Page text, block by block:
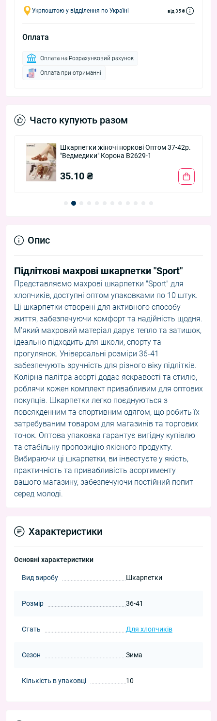
Укрпоштою у відділення по Україні від 35 ₴
Оплата
Оплата на Розрахунковий рахунок
Оплата при отриманні
Часто купують разом
Шкарпетки жіночі норкові Оптом 37-42р.
"Ведмедики" Корона B2629-1
35.10 ₴
Опис
Підліткові махрові шкарпетки "Sport"
Представляємо махрові шкарпетки "Sport" для
хлопчиків, доступні оптом упаковками по 10 штук.
Ці шкарпетки створені для активного способу
життя, забезпечуючи комфорт та надійність щодня.
М'який махровий матеріал дарує тепло та затишок,
ідеально підходить для школи, спорту та
прогулянок. Універсальні розміри 36-41
забезпечують зручність для різного віку підлітків.
Колірна палітра асорті додає яскравості та стилю,
роблячи кожен комплект привабливим для оптових
покупців. Шкарпетки легко поєднуються з
повсякденним та спортивним одягом, що робить їх
затребуваним товаром для магазинів та торгових
точок. Оптова упаковка гарантує вигідну купівлю
та стабільну пропозицію якісного продукту.
Вибираючи ці шкарпетки, ви інвестуєте у якість,
практичність та привабливість асортименту
вашого магазину, забезпечуючи постійний попит
серед молоді.
Характеристики
Основні характеристики
Вид виробу Шкарпетки
Розмір 36-41
Стать Для хлопчиків
Сезон Зима
Кількість в упаковці 10